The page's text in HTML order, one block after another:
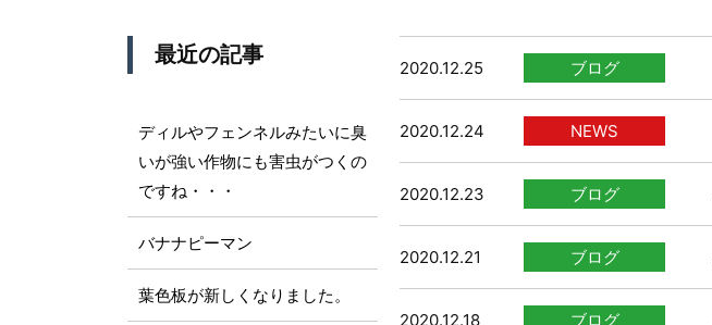
2020.12.25 ブログ
2020.12.24 NEWS
2020.12.23 ブログ
2020.12.21 ブログ
2020.12.18 ブログ
最近の記事
ディルやフェンネルみたいに臭
いが強い作物にも害虫がつくの
ですね・・・
バナナピーマン
葉色板が新しくなりました。